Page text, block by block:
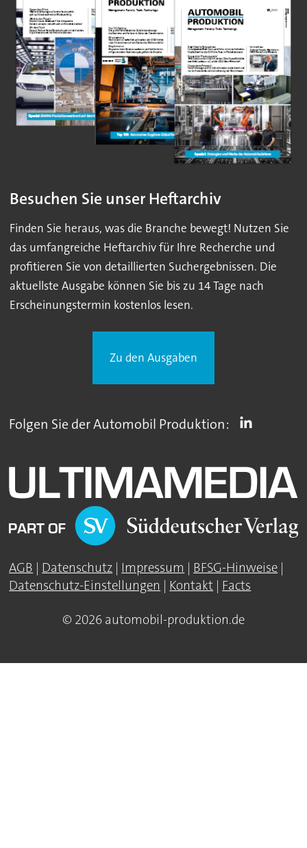
Besuchen Sie unser Heftarchiv
Finden Sie heraus, was die Branche bewegt! Nutzen Sie
das umfangreiche Heftarchiv für Ihre Recherche und
profitieren Sie von detaillierten Suchergebnissen. Die
aktuellste Ausgabe können Sie bis zu 14 Tage nach
Erscheinungstermin kostenlos lesen.
Zu den Ausgaben
Folgen Sie der Automobil Produktion:
AGB | Datenschutz | Impressum | BFSG-Hinweise |
Datenschutz-Einstellungen | Kontakt | Facts
© 2026 automobil-produktion.de